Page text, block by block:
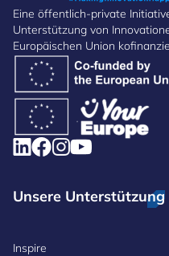
Eine öffentlich-private
Unterstützung von
Europäischen Union
Unsere Unterstützung
Inspire